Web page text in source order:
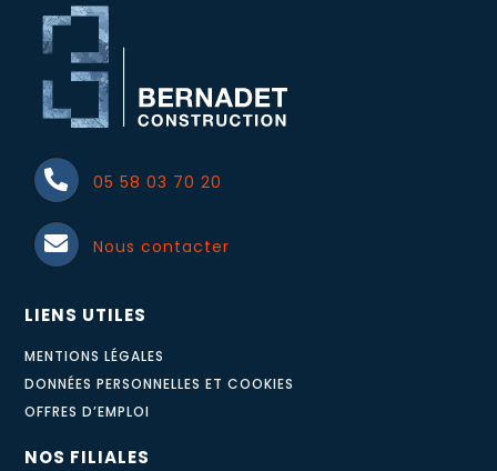
05 58 03 70 20
Nous contacter
LIENS UTILES
MENTIONS LÉGALES
DONNÉES PERSONNELLES ET COOKIES
OFFRES D’EMPLOI
NOS FILIALES